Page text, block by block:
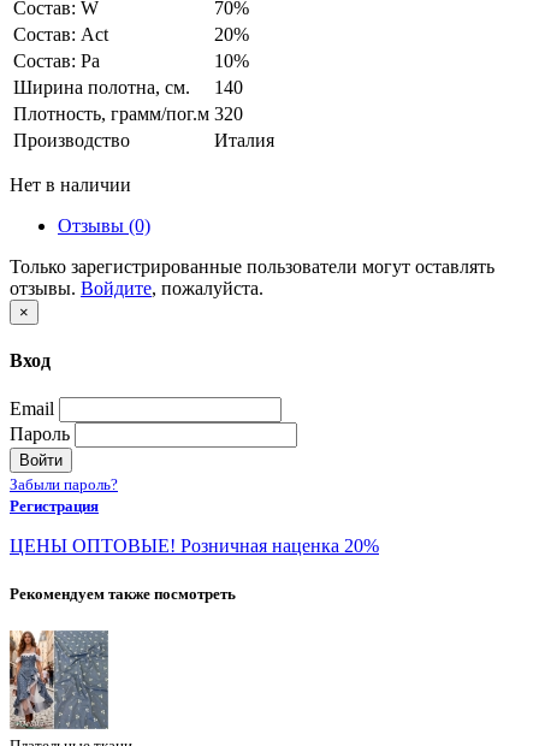
Состав: W
70%
Состав: Act
20%
Состав: Pa
10%
Ширина полотна, см.
140
Плотность, грамм/пог.м 320
Производство
Италия
Нет в наличии
Отзывы (0)
Только зарегистрированные пользователи могут оставлять
отзывы. Войдите, пожалуйста.
×
Вход
Email
Пароль
Войти
Забыли пароль?
Регистрация
ЦЕНЫ ОПТОВЫЕ! Розничная наценка 20%
Рекомендуем также посмотреть